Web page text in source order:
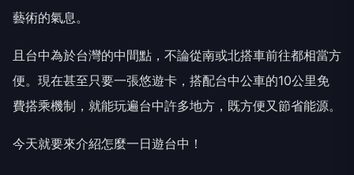
藝術的氣息。
且台中為於台灣的中間點，不論從南或北搭車前往都相當方
便。現在甚至只要一張悠遊卡，搭配台中公車的10公里免
費搭乘機制，就能玩遍台中許多地方，既方便又節省能源。
今天就要來介紹怎麼一日遊台中！